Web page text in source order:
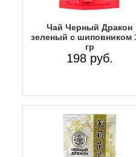
Чай Черный Дракон
зеленый с шиповником
гр
198 руб.